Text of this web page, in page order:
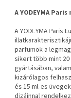
A YODEYMA
A YODEYMA Paris
parfümök a
sikert több mint
gyártásában,
kizárólagos
és 15 ml-es